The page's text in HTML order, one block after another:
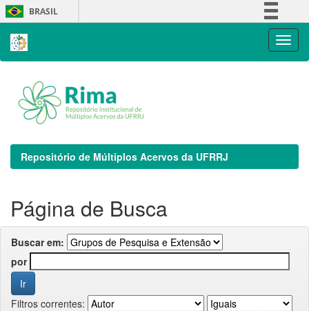
Skip
navigation
BRASIL
Repositório de Múltiplos Acervos da UFRRJ
Página de Busca
Buscar em:
por
Filtros correntes: